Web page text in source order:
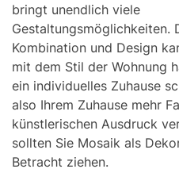
bringt unendlich viele
Gestaltungsmöglichkeiten.
Kombination und Design
mit dem Stil der Wohnung
ein individuelles Zuhause
also Ihrem Zuhause mehr
künstlerischen Ausdruck
sollten Sie Mosaik als
Betracht ziehen.